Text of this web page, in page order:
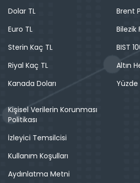
Dolar TL
Euro TL
Sterin Kaç TL
Riyal Kaç TL
Kanada Doları
Brent
Bilezik
BIST
Altın
Kişisel Verilerin Korunması
Politikası
İzleyici Temsilcisi
Kullanım Koşulları
Aydınlatma Metni